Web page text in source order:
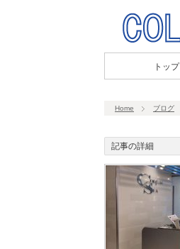
トップ
Home ブログ
記事の詳細